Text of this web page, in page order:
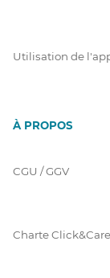
Utilisation de
À PROPOS
CGU / GGV
Charte Click&Care